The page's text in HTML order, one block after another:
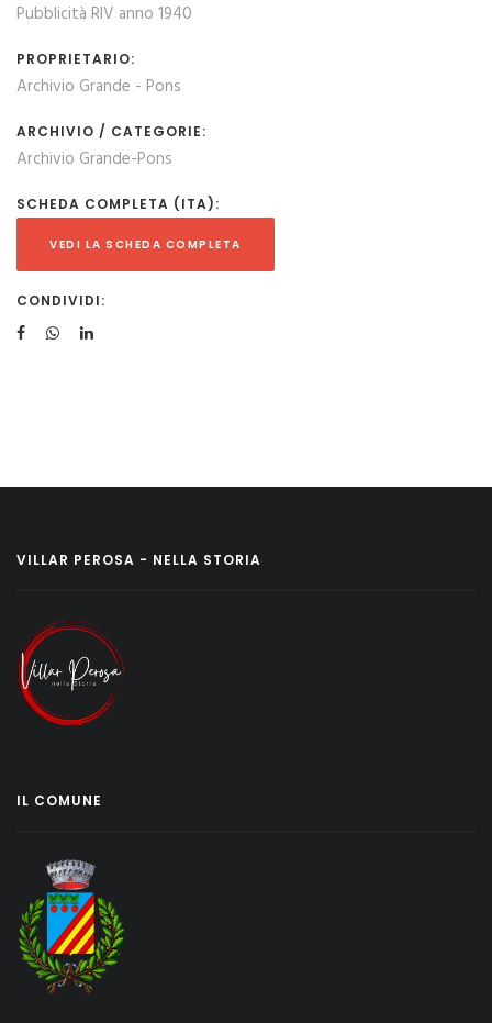
Pubblicità RIV anno 1940
PROPRIETARIO:
Archivio Grande - Pons
ARCHIVIO / CATEGORIE:
Archivio Grande-Pons
SCHEDA COMPLETA (ITA):
VEDI LA SCHEDA COMPLETA
CONDIVIDI:
VILLAR PEROSA - NELLA STORIA
IL COMUNE